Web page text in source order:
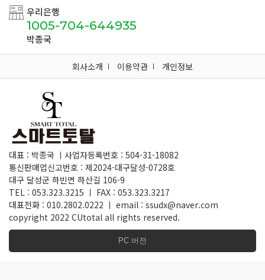
우리은행
1005-704-644935
박종국
회사소개 이용약관 개인정보
대표 : 박종국 ㅣ사업자등록번호 : 504-31-18082
통신판매업신고번호 : 제2024-대구달성-0728호
대구 달성군 하빈면 하산길 106-9
TEL : 053.323.3215 ㅣ FAX : 053.323.3217
대표전화 : 010.2802.0222 ㅣ email : ssudx@naver.com
copyright 2022 CUtotal all rights reserved.
PC 버전